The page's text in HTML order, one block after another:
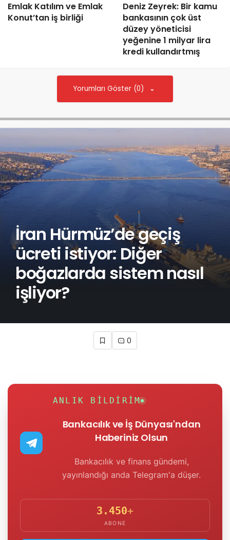
Emlak Katılım ve Emlak
Konut’tan iş birliği
Deniz Zeyrek: Bir kamu
bankasının çok üst
düzey yöneticisi
yeğenine 1 milyar lira
kredi kullandırtmış
Yorumları Göster (0)
İran Hürmüz’de geçiş
ücreti istiyor: Diğer
boğazlarda sistem nasıl
işliyor?
0
ANLIK BILDIRIM
Bankacılık ve İş Dünyası'ndan
Haberiniz Olsun
Bankacılık ve finans gündemi,
yayınlandığı anda Telegram'a düşer.
3.450+
ABONE